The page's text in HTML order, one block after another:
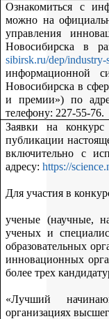
Ознакомиться с
можно на
управления
Новосибирска в
sibirsk.ru/dep/industry-
информационной
Новосибирска в
и премии») по
телефону: 227-55-76.
Заявки на
публикации
включительно с
адресу:https://
Для участия в
ученые (научные,
ученых и
образовательных
инновационных
более трех
«Лучший
организациях